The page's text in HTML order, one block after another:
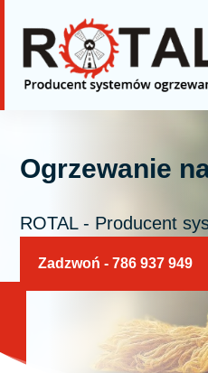
Ogrzewanie
ROTAL - Producent
Zadzwoń - 786 937 949